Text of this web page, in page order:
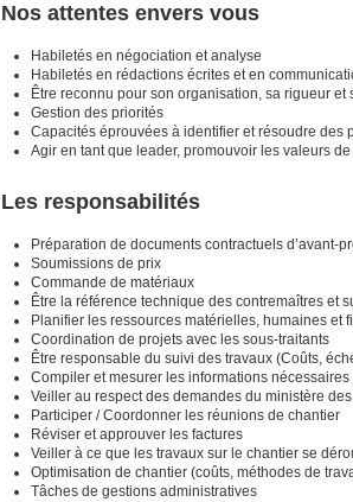
Nos attentes envers vous
Habiletés en négociation et analyse
Habiletés en rédactions écrites et en
Être reconnu pour son organisation, sa rigueur et
Gestion des priorités
Capacités éprouvées à identifier et résoudre des
Agir en tant que leader, promouvoir les valeurs de
Les responsabilités
Préparation de documents contractuels d’avant-
Soumissions de prix
Commande de matériaux
Être la référence technique des contremaîtres et
Planifier les ressources matérielles, humaines et
Coordination de projets avec les sous-traitants
Être responsable du suivi des travaux (Coûts,
Compiler et mesurer les informations
Veiller au respect des demandes du ministère
Participer / Coordonner les réunions de chantier
Réviser et approuver les factures
Veiller à ce que les travaux sur le chantier se
Optimisation de chantier (coûts, méthodes de
Tâches de gestions administratives